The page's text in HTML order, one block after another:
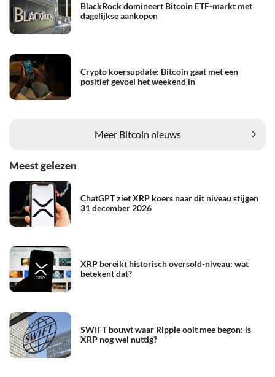
BlackRock domineert Bitcoin ETF-markt met
dagelijkse aankopen
Crypto koersupdate: Bitcoin gaat met een
positief gevoel het weekend in
Meer Bitcoin nieuws
Meest gelezen
ChatGPT ziet XRP koers naar dit niveau stijgen
31 december 2026
XRP bereikt historisch oversold-niveau: wat
betekent dat?
SWIFT bouwt waar Ripple ooit mee begon: is
XRP nog wel nuttig?